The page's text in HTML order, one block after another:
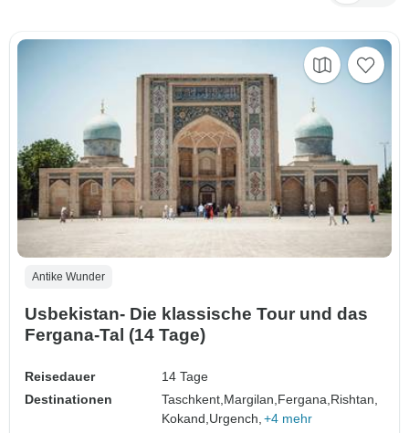
Antike Wunder
Usbekistan- Die klassische Tour und das
Fergana-Tal (14 Tage)
Reisedauer
14 Tage
Destinationen
Taschkent, Margilan, Fergana, Rishtan,
Kokand, Urgench, +4 mehr